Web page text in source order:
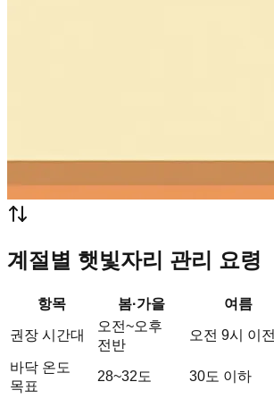
계절별 햇빛자리 관리 요령
항목 봄·가을 여름
권장 시간대
오전~오후
전반
오전 9시 이전
바닥 온도
목표
28~32도 30도 이하